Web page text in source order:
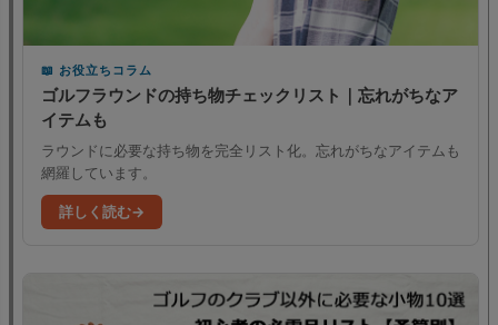
お役立ちコラム
ゴルフラウンドの持ち物チェックリスト｜忘れがちなア
イテムも
ラウンドに必要な持ち物を完全リスト化。忘れがちなアイテムも
網羅しています。
詳しく読む